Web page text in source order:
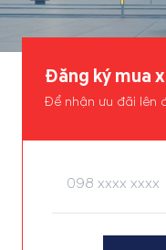
Đăng ký mua
Để nhận ưu đãi lên